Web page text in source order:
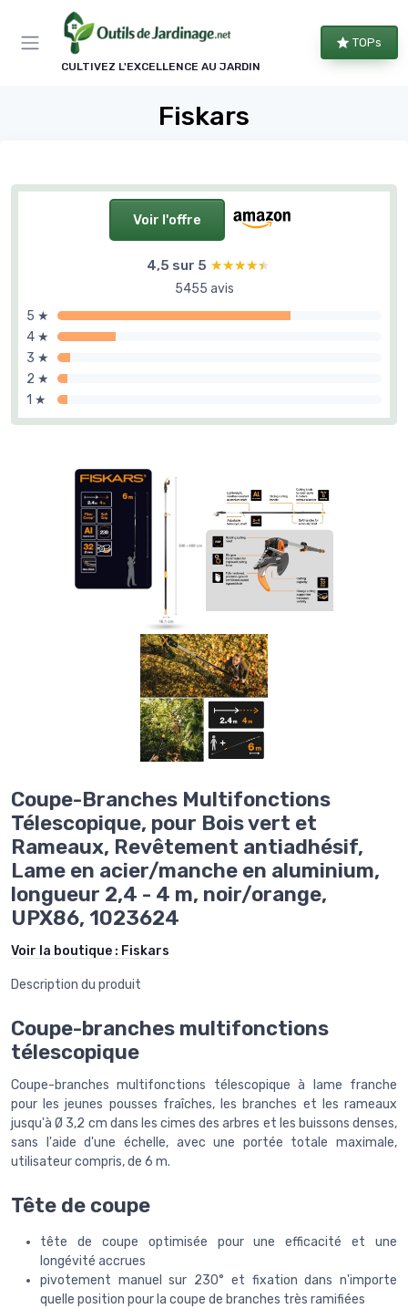
CULTIVEZ L'EXCELLENCE AU JARDIN
TOPs
Fiskars
Voir l'offre
4,5 sur 5 ★★★★★
★★★★★
5455 avis
5 ★
4 ★
3 ★
2 ★
1 ★
Coupe-Branches Multifonctions
Télescopique, pour Bois vert et
Rameaux, Revêtement antiadhésif,
Lame en acier/manche en aluminium,
longueur 2,4 - 4 m, noir/orange,
UPX86, 1023624
Voir la boutique : Fiskars
Description du produit
Coupe-branches multifonctions
télescopique
Coupe-branches multifonctions télescopique à lame franche
pour les jeunes pousses fraîches, les branches et les rameaux
jusqu'à Ø 3,2 cm dans les cimes des arbres et les buissons denses,
sans l'aide d'une échelle, avec une portée totale maximale,
utilisateur compris, de 6 m.
Tête de coupe
tête de coupe optimisée pour une efficacité et une
longévité accrues
pivotement manuel sur 230° et fixation dans n'importe
quelle position pour la coupe de branches très ramifiées
Panneau de gestion des cookies